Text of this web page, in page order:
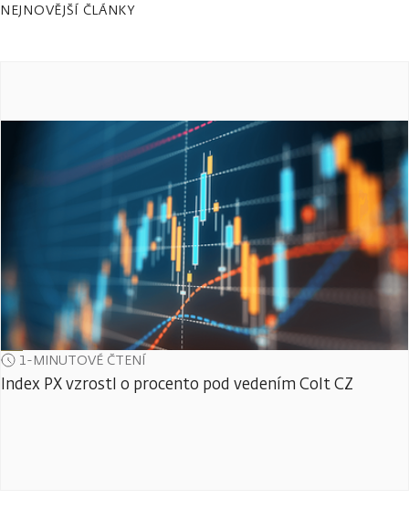
NEJNOVĚJŠÍ ČLÁNKY
1-MINUTOVÉ ČTENÍ
Index PX vzrostl o procento pod vedením Colt CZ